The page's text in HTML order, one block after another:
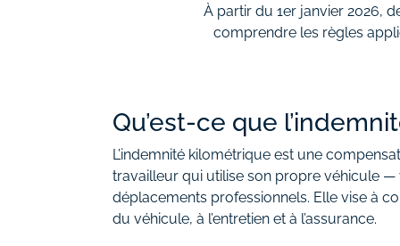
À partir du 1er janvier 2026,
comprendre les règles
Qu’est-ce que
L’indemnité kilométrique est une
travailleur qui utilise son propre véhicule
déplacements professionnels. Elle vise à
du véhicule, à l’entretien et à l’assurance.